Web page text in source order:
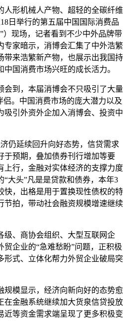
形机械人产物、超轻的全碳纤维
日举行的第五届中国国际消费品
）现场，记者看到不少中外品牌带
专家暗示，消博会汇集了中外浩繁
带来浩繁新产物，也展示出我国持
国消费市场兴旺的成长活力。
到，本届消博会不只吸引了大量
侣。中国消费市场的庞大潜力以及
吸引外资外企加入消博会、投资中
延续回升向好态势，信贷需求
于预期，叠加债券刊行增加等要
上行，金融对实体经济的支撑力度
大头”凡是是贷款和债券，本年3
快，出格是用于置换现性债权的特
节拍，带动社会融资规模增速继续
、商协会组织、大型互联网企
贸企业的“急难愁盼”问题，正积极
形式、立体化帮力外贸企业破局突
模显示，经济向新向好的态势愈
在金融系统继续加大货泉信贷投放
近等资金需求端呈现了更多积极变